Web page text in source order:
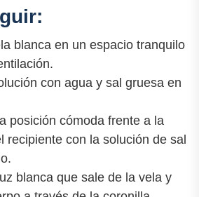
blanca en un espacio tranquilo
con agua y sal gruesa en
posición cómoda frente a la
recipiente con la solución de sal
blanca que sale de la vela y